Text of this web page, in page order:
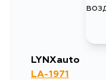
LYNXauto
LA-1971